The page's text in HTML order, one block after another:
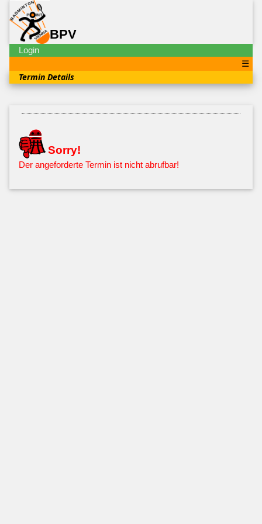
BPV
Login
☰
Termin Details
Sorry!
Der angeforderte Termin ist nicht abrufbar!